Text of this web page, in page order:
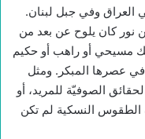
العراق وفي جبل لبنان.
نور كان يلوح عن بعد من
مسيحي أو راهب أو حكيم
عصرها المبكر. ومثل
الصوفيّة للمريد، أو
الطقوس النسكية لم تكن